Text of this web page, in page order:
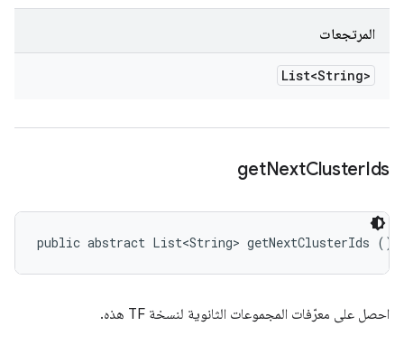
المرتجعات
List<String>
getNextClusterIds
public abstract List<String> getNextClusterIds ()
احصل على معرّفات المجموعات الثانوية لنسخة TF هذه.